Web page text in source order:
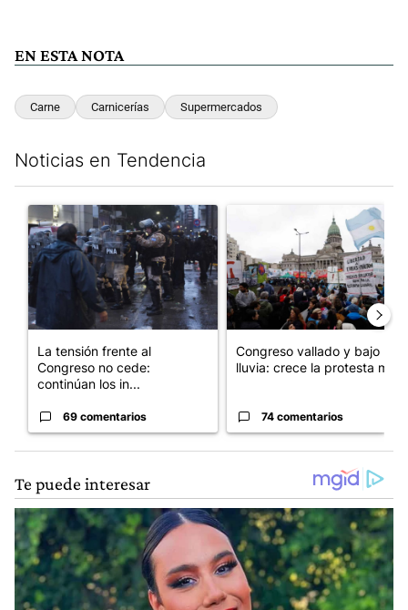
EN ESTA NOTA
Carne Carnicerías Supermercados
Noticias en Tendencia
Un artículo de tendencia con el título "La tensión frente al
La tensión frente al
Congreso no cede:
continúan los in...
69 comentarios
Un artículo de tendencia
Congreso vallado y bajo la
lluvia: crece la protesta mi...
74 comentarios